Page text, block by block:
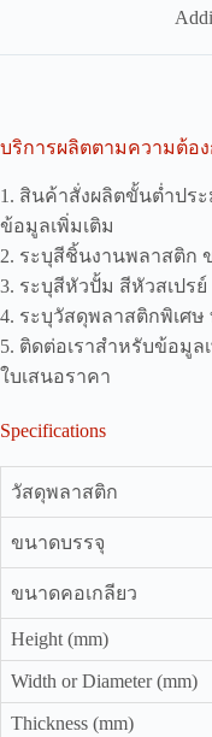
บริการผลิตตามความต้อง
1. สินค้าสั่งผลิตขั้นต่ำประ
ข้อมูลเพิ่มเติม
2. ระบุสีชิ้นงานพลาสติก
3. ระบุสีหัวปั้ม สีหัวสเปร
4. ระบุวัสดุพลาสติกพิเศ
5. ติดต่อเราสำหรับข้อมู
ใบเสนอราคา
Specifications
วัสดุพลาสติก
ขนาดบรรจุ
ขนาดคอเกลียว
Height (mm)
Width or Diameter (mm)
Thickness (mm)